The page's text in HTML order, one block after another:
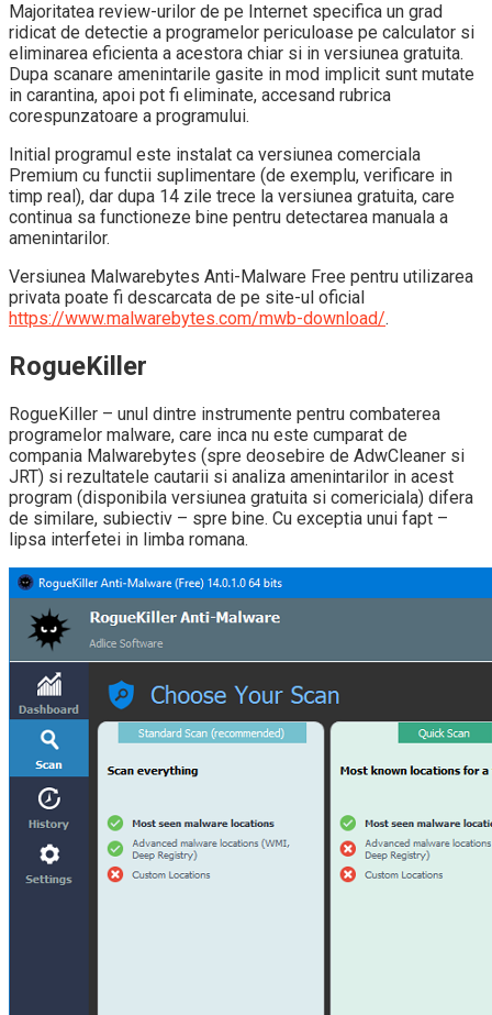
Majoritatea review-urilor de pe Internet specifica un grad
ridicat de detectie a programelor periculoase pe calculator si
eliminarea eficienta a acestora chiar si in versiunea gratuita.
Dupa scanare amenintarile gasite in mod implicit sunt mutate
in carantina, apoi pot fi eliminate, accesand rubrica
corespunzatoare a programului.
Initial programul este instalat ca versiunea comerciala
Premium cu functii suplimentare (de exemplu, verificare in
timp real), dar dupa 14 zile trece la versiunea gratuita, care
continua sa functioneze bine pentru detectarea manuala a
amenintarilor.
Versiunea Malwarebytes Anti-Malware Free pentru utilizarea
privata poate fi descarcata de pe site-ul oficial
https://www.malwarebytes.com/mwb-download/.
RogueKiller
RogueKiller – unul dintre instrumente pentru combaterea
programelor malware, care inca nu este cumparat de
compania Malwarebytes (spre deosebire de AdwCleaner si
JRT) si rezultatele cautarii si analiza amenintarilor in acest
program (disponibila versiunea gratuita si comericiala) difera
de similare, subiectiv – spre bine. Cu exceptia unui fapt –
lipsa interfetei in limba romana.